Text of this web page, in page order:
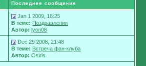
Последнее сообщение
Jan 1 2009, 18:25
В теме: Поздравления
Автор: lyon08
Dec 29 2008, 21:48
В теме: Встреча фан-клуба
Автор: Osiris